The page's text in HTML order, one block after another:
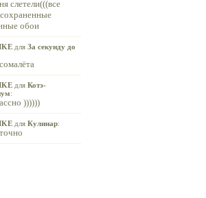
слетели(((все
обои
для За секунду до
для Котэ-
:
))))))
для Кулинар: